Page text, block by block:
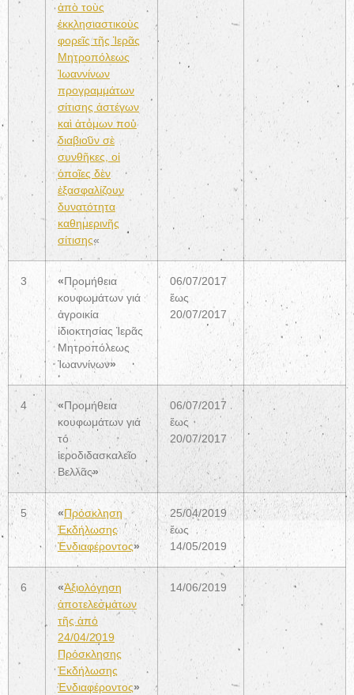
ἀπὸ τοὺς
ἐκκλησιαστικοὺς
φορεῖς τῆς Ἱερᾶς
Μητροπόλεως
Ἰωαννίνων
προγραμμάτων
σίτισης ἀστέγων
καὶ ἀτόμων ποὺ
διαβιοῦν σὲ
συνθῆκες, οἱ
ὁποῖες δὲν
ἐξασφαλίζουν
δυνατότητα
καθημερινῆς
σίτισης«
3 «Προμήθεια
κουφωμάτων γιά
ἀγροικία
ἰδιοκτησίας Ἱερᾶς
Μητροπόλεως
Ἰωαννίνων»
06/07/2017
ἕως
20/07/2017
4 «Προμήθεια
κουφωμάτων γιά
τό
ἱεροδιδασκαλεῖο
Βελλᾶς»
06/07/2017
ἕως
20/07/2017
5 «Πρόσκληση
Ἐκδήλωσης
Ἐνδιαφέροντος»
25/04/2019
ἕως
14/05/2019
6 «Ἀξιολόγηση
ἀποτελεσμάτων
τῆς ἀπό
24/04/2019
Πρόσκλησης
Ἐκδήλωσης
Ἐνδιαφέροντος»
14/06/2019